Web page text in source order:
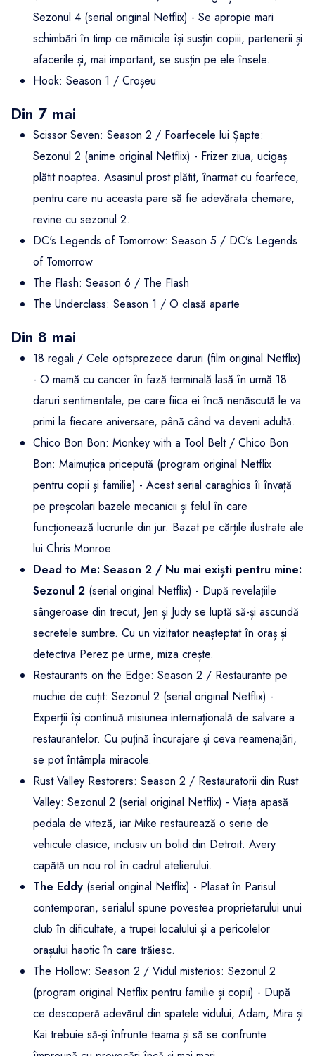
Sezonul 4 (serial original Netflix) - Se apropie mari
schimbări în timp ce mămicile își susțin copiii, partenerii și
afacerile și, mai important, se susțin pe ele însele.
Hook: Season 1 / Croșeu
Din 7 mai
Scissor Seven: Season 2 / Foarfecele lui Șapte:
Sezonul 2 (anime original Netflix) - Frizer ziua, ucigaș
plătit noaptea. Asasinul prost plătit, înarmat cu foarfece,
pentru care nu aceasta pare să fie adevărata chemare,
revine cu sezonul 2.
DC's Legends of Tomorrow: Season 5 / DC's Legends
of Tomorrow
The Flash: Season 6 / The Flash
The Underclass: Season 1 / O clasă aparte
Din 8 mai
18 regali / Cele optsprezece daruri (film original Netflix)
- O mamă cu cancer în fază terminală lasă în urmă 18
daruri sentimentale, pe care fiica ei încă nenăscută le va
primi la fiecare aniversare, până când va deveni adultă.
Chico Bon Bon: Monkey with a Tool Belt / Chico Bon
Bon: Maimuțica pricepută (program original Netflix
pentru copii și familie) - Acest serial caraghios îi învață
pe preșcolari bazele mecanicii și felul în care
funcționează lucrurile din jur. Bazat pe cărțile ilustrate ale
lui Chris Monroe.
Dead to Me: Season 2 / Nu mai exiști pentru mine:
Sezonul 2 (serial original Netflix) - După revelațiile
sângeroase din trecut, Jen și Judy se luptă să-și ascundă
secretele sumbre. Cu un vizitator neașteptat în oraș și
detectiva Perez pe urme, miza crește.
Restaurants on the Edge: Season 2 / Restaurante pe
muchie de cuțit: Sezonul 2 (serial original Netflix) -
Experții își continuă misiunea internațională de salvare a
restaurantelor. Cu puțină încurajare și ceva reamenajări,
se pot întâmpla miracole.
Rust Valley Restorers: Season 2 / Restauratorii din Rust
Valley: Sezonul 2 (serial original Netflix) - Viața apasă
pedala de viteză, iar Mike restaurează o serie de
vehicule clasice, inclusiv un bolid din Detroit. Avery
capătă un nou rol în cadrul atelierului.
The Eddy (serial original Netflix) - Plasat în Parisul
contemporan, serialul spune povestea proprietarului unui
club în dificultate, a trupei localului și a pericolelor
orașului haotic în care trăiesc.
The Hollow: Season 2 / Vidul misterios: Sezonul 2
(program original Netflix pentru familie și copii) - După
ce descoperă adevărul din spatele vidului, Adam, Mira și
Kai trebuie să-și înfrunte teama și să se confrunte